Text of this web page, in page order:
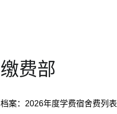
缴费部
档案：2026年度学费宿舍费列表